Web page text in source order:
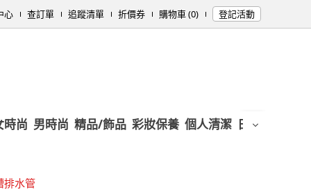
心 查訂單 追蹤清單 折價券 購物車 (0) 登記活動
時尚 男時尚 精品/飾品 彩妝保養 個人清潔 日用/紙品
排水管